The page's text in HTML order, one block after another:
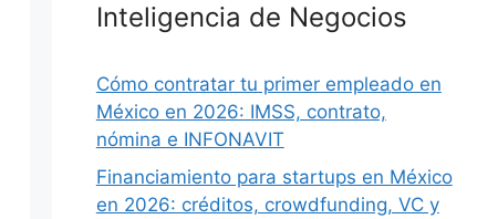
Siguiente
Inteligencia de Negocios
Cómo contratar tu primer empleado en
México en 2026: IMSS, contrato,
nómina e INFONAVIT
Financiamiento para startups en México
en 2026: créditos, crowdfunding, VC y